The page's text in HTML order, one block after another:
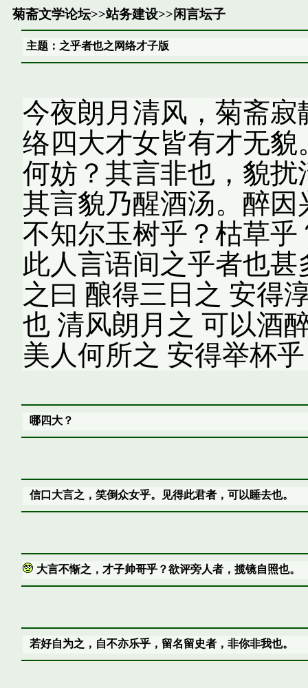
菊斋文学论坛>>站务建设>>闲言坛子
主题：之乎者也之网络才子版
今夜朗月清风，菊斋
络四大才女皆有才无
何妨？其言非也，貌
其言貌乃醒酒汤。醉
不知尔玉树乎？枯草
此人言语间之乎者也
之曰 酿得三日之 安得
也 清风朗月之 可以酒
美人何所之 安得举杯
哪四大？
信口大言之，笑倒众女乎。见得此君者，可以睡去也。
大言不惭之，才子帅哥乎？欲评旁人者，揽镜自照也。
若好自为之，自不亦乐乎，留名留史者，非你非我也。